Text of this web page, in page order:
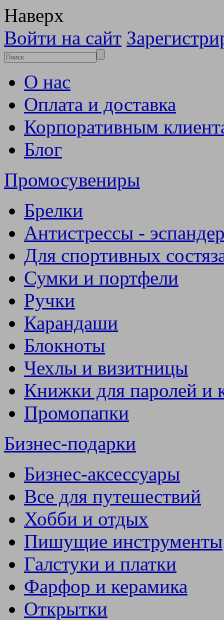
Наверх
Войти на сайт
О нас
Оплата и доставка
Корпоративным
Блог
Промосувениры
Брелки
Антистрессы -
Для спортивных
Сумки и портфели
Ручки
Карандаши
Блокноты
Чехлы и визитницы
Книжки для паролей и
Промопапки
Бизнес-подарки
Бизнес-аксессуары
Все для путешествий
Хобби и отдых
Пишущие инструменты
Галстуки и платки
Фарфор и керамика
Открытки